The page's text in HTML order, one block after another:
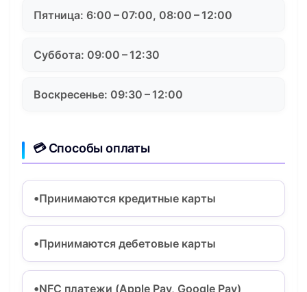
Пятница: 6:00 – 07:00, 08:00 – 12:00
Суббота: 09:00 – 12:30
Воскресенье: 09:30 – 12:00
💳 Способы оплаты
Принимаются кредитные карты
Принимаются дебетовые карты
NFC платежи (Apple Pay, Google Pay)